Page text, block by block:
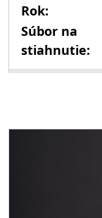
Rok:
Súbor na
stiahnutie: